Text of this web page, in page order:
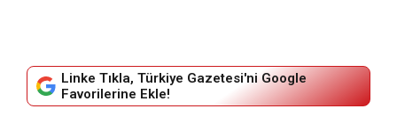
Linke Tıkla, Türkiye Gazetesi'ni Google
Favorilerine Ekle!